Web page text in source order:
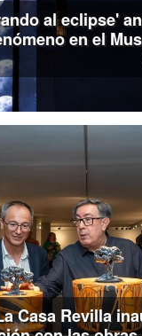
al eclipse'
en el
Casa Revilla